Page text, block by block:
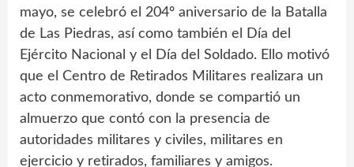
mayo, se celebró el 204º aniversario de la Batalla
de Las Piedras, así como también el Día del
Ejército Nacional y el Día del Soldado. Ello motivó
que el Centro de Retirados Militares realizara un
acto conmemorativo, donde se compartió un
almuerzo que contó con la presencia de
autoridades militares y civiles, militares en
ejercicio y retirados, familiares y amigos.